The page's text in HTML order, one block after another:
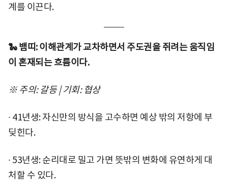
계를 이끈다.
🐍 뱀띠: 이해관계가 교차하면서 주도권을 쥐려는 움직임
이 혼재되는 흐름이다.
※ 주의: 갈등 | 기회: 협상
∙ 41년생: 자신만의 방식을 고수하면 예상 밖의 저항에 부
딪힌다.
∙ 53년생: 순리대로 밀고 가면 뜻밖의 변화에 유연하게 대
처할 수 있다.